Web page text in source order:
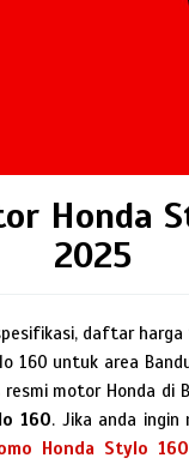
Honda
2025
daftar harga
160 untuk area
motor Honda di
160. Jika anda
Honda Stylo